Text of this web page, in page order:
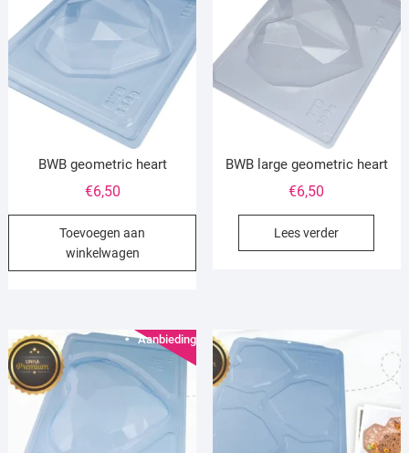
BWB geometric heart
€6,50
Toevoegen aan
winkelwagen
BWB large geometric heart
€6,50
Lees verder
Aanbieding!